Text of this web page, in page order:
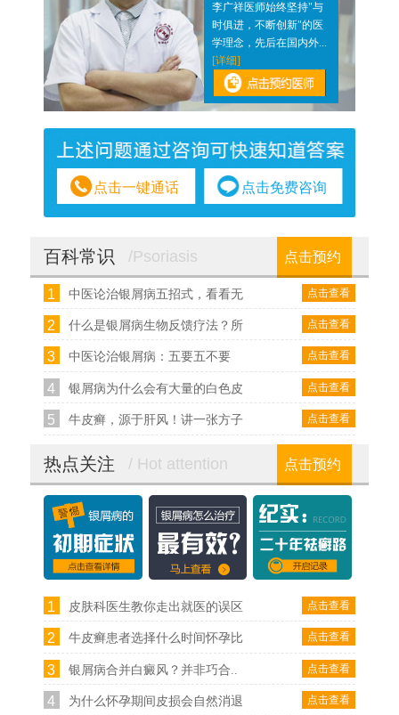
李广祥医师始终坚持"与
时俱进，不断创新"的医
学理念，先后在国内外...
[详细]
点击一键通话 点击免费咨询
百科常识 /Psoriasis 点击预约
1 点击查看
中医论治银屑病五招式，看看无
2 点击查看
什么是银屑病生物反馈疗法？所
3 点击查看
中医论治银屑病：五要五不要
4 点击查看
银屑病为什么会有大量的白色皮
5 点击查看
牛皮癣，源于肝风！讲一张方子
热点关注 / Hot attention 点击预约
1 点击查看
皮肤科医生教你走出就医的误区
2 点击查看
牛皮癣患者选择什么时间怀孕比
3 点击查看
银屑病合并白癜风？并非巧合..
4 点击查看
为什么怀孕期间皮损会自然消退